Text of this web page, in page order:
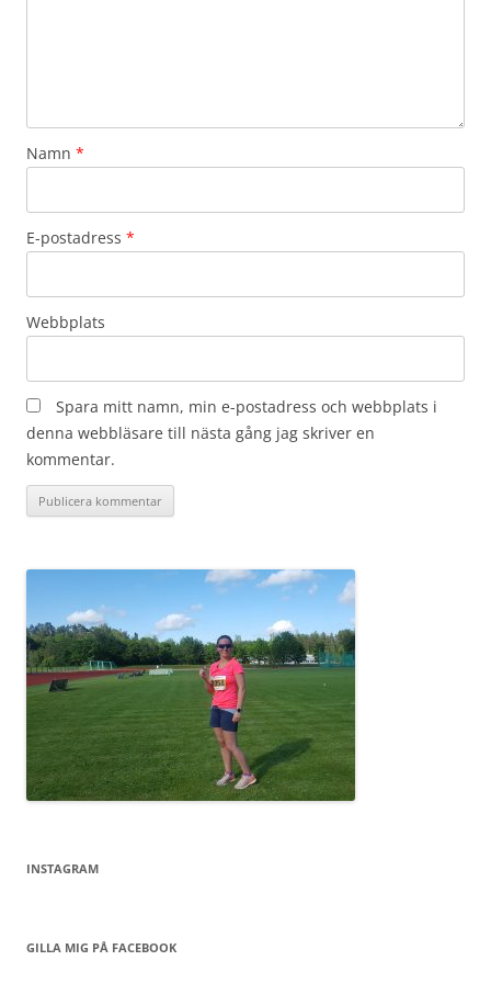
Namn *
E-postadress *
Webbplats
Spara mitt namn, min e-postadress och webbplats i
denna webbläsare till nästa gång jag skriver en
kommentar.
INSTAGRAM
GILLA MIG PÅ FACEBOOK